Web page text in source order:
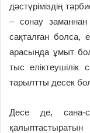
дәстүріміздің
– сонау
сақталған болса,
арасында ұмыт
тыс еліктеушілік
тарылтты десек
Десе де, сана-